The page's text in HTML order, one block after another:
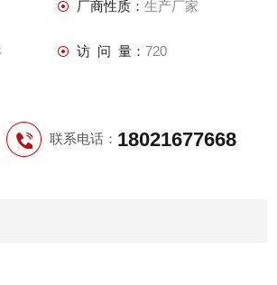
厂商性质： 生产厂家
访 问 量： 720
联系电话： 18021677668